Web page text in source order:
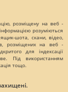
розміщену на веб -
розуміються
шота, скани, відео,
розміщених на веб -
для індексації
Під використанням
тощо.